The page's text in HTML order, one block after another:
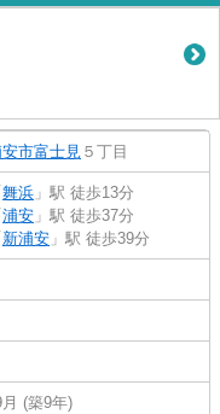
市富士見 ５丁目
舞浜 」駅 徒歩13分
浦安 」駅 徒歩37分
新浦安 」駅 徒歩39分
(築9年)